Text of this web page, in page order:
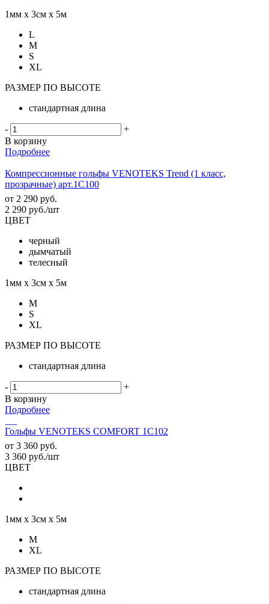
1мм х 3см х 5м
L
M
S
XL
РАЗМЕР ПО ВЫСОТЕ
стандартная длина
-
+
В корзину
Подробнее
Компрессионные гольфы VENOTEKS Trend (1 класс,
прозрачные) арт.1C100
от 2 290 руб.
2 290 руб./шт
ЦВЕТ
черный
дымчатый
телесный
1мм х 3см х 5м
M
S
XL
РАЗМЕР ПО ВЫСОТЕ
стандартная длина
-
+
В корзину
Подробнее
Гольфы VENOTEKS COMFORT 1C102
от 3 360 руб.
3 360 руб./шт
ЦВЕТ
1мм х 3см х 5м
M
XL
РАЗМЕР ПО ВЫСОТЕ
стандартная длина